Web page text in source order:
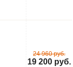
24 960 руб.
19 200 руб.